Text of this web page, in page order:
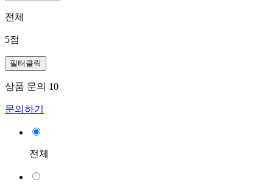
전체
5점
필터클릭
상품 문의 10
문의하기
전체